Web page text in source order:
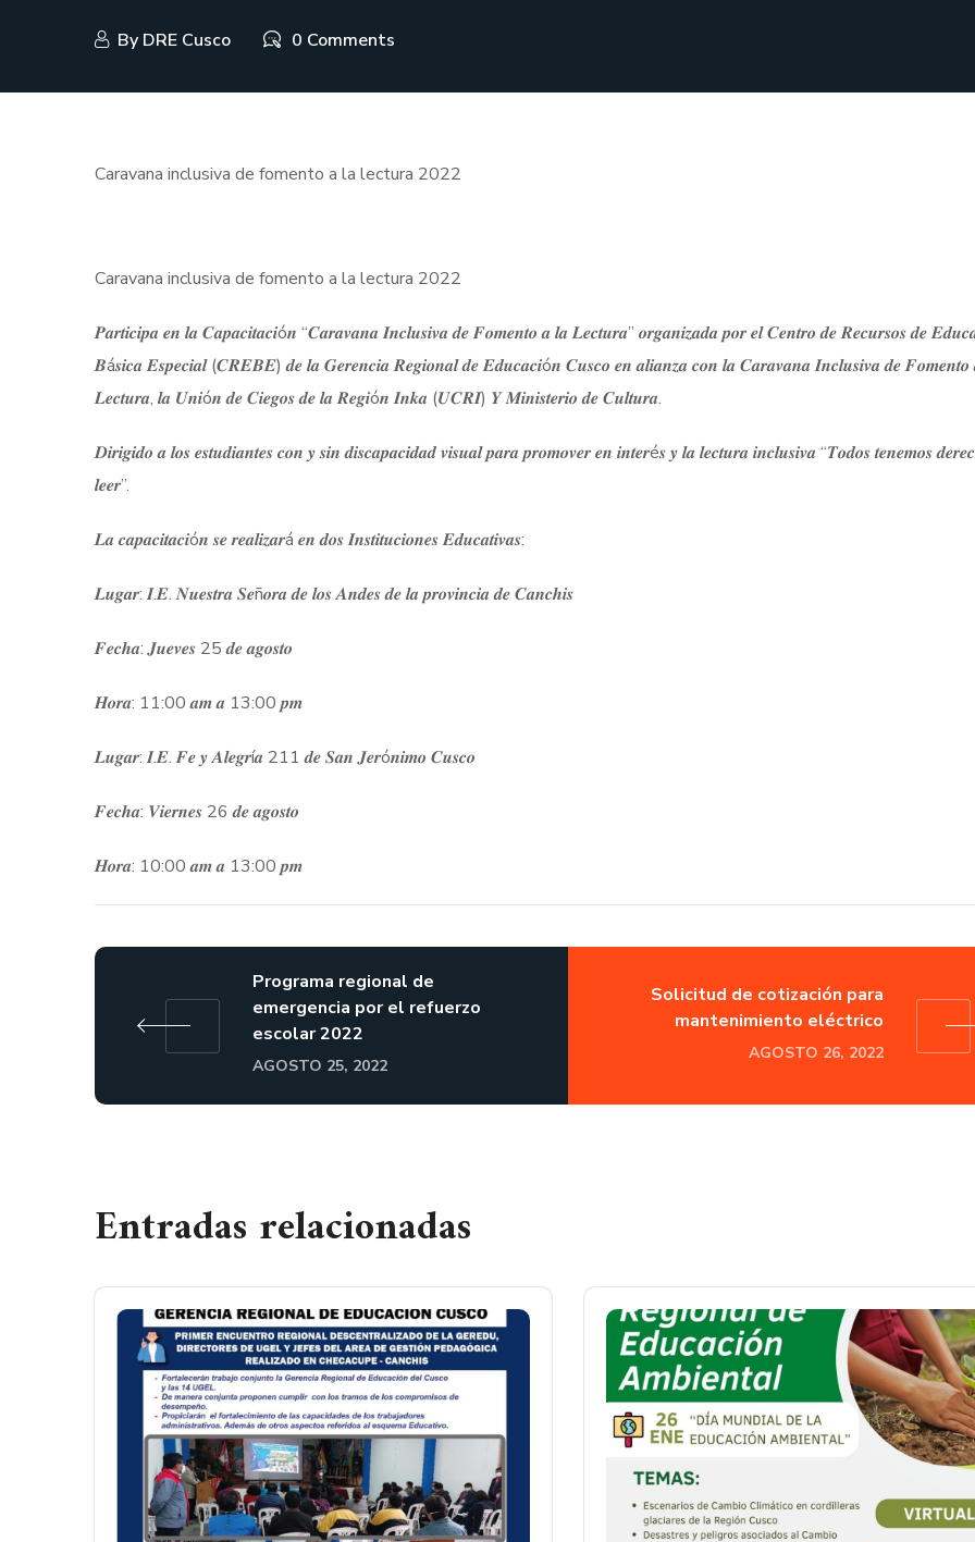
By DRE Cusco 0 Comments
Caravana inclusiva de fomento a la lectura 2022
Caravana inclusiva de fomento a la lectura 2022
𝑷𝒂𝒓𝒕𝒊𝒄𝒊𝒑𝒂 𝒆𝒏 𝒍𝒂 𝑪𝒂𝒑𝒂𝒄𝒊𝒕𝒂𝒄𝒊ó𝒏 “𝑪𝒂𝒓𝒂𝒗𝒂𝒏𝒂 𝑰𝒏𝒄𝒍𝒖𝒔𝒊𝒗𝒂 𝒅𝒆 𝑭𝒐𝒎𝒆𝒏𝒕𝒐 𝒂 𝒍𝒂 𝑳𝒆𝒄𝒕𝒖𝒓𝒂” 𝒐𝒓𝒈𝒂𝒏𝒊𝒛𝒂𝒅𝒂 𝒑𝒐𝒓 𝒆𝒍 𝑪𝒆𝒏𝒕𝒓𝒐 𝒅𝒆 𝑹𝒆𝒄𝒖𝒓𝒔𝒐𝒔 𝒅𝒆
𝑩á𝒔𝒊𝒄𝒂 𝑬𝒔𝒑𝒆𝒄𝒊𝒂𝒍 (𝑪𝑹𝑬𝑩𝑬) 𝒅𝒆 𝒍𝒂 𝑮𝒆𝒓𝒆𝒏𝒄𝒊𝒂 𝑹𝒆𝒈𝒊𝒐𝒏𝒂𝒍 𝒅𝒆 𝑬𝒅𝒖𝒄𝒂𝒄𝒊ó𝒏 𝑪𝒖𝒔𝒄𝒐 𝒆𝒏 𝒂𝒍𝒊𝒂𝒏𝒛𝒂 𝒄𝒐𝒏 𝒍𝒂 𝑪𝒂𝒓𝒂𝒗𝒂𝒏𝒂 𝑰𝒏𝒄𝒍𝒖𝒔𝒊𝒗𝒂 𝒅𝒆 𝑭𝒐𝒎𝒆𝒏𝒕𝒐
𝑳𝒆𝒄𝒕𝒖𝒓𝒂, 𝒍𝒂 𝑼𝒏𝒊ó𝒏 𝒅𝒆 𝑪𝒊𝒆𝒈𝒐𝒔 𝒅𝒆 𝒍𝒂 𝑹𝒆𝒈𝒊ó𝒏 𝑰𝒏𝒌𝒂 (𝑼𝑪𝑹𝑰) 𝒀 𝑴𝒊𝒏𝒊𝒔𝒕𝒆𝒓𝒊𝒐 𝒅𝒆 𝑪𝒖𝒍𝒕𝒖𝒓𝒂.
𝑫𝒊𝒓𝒊𝒈𝒊𝒅𝒐 𝒂 𝒍𝒐𝒔 𝒆𝒔𝒕𝒖𝒅𝒊𝒂𝒏𝒕𝒆𝒔 𝒄𝒐𝒏 𝒚 𝒔𝒊𝒏 𝒅𝒊𝒔𝒄𝒂𝒑𝒂𝒄𝒊𝒅𝒂𝒅 𝒗𝒊𝒔𝒖𝒂𝒍 𝒑𝒂𝒓𝒂 𝒑𝒓𝒐𝒎𝒐𝒗𝒆𝒓 𝒆𝒏 𝒊𝒏𝒕𝒆𝒓é𝒔 𝒚 𝒍𝒂 𝒍𝒆𝒄𝒕𝒖𝒓𝒂 𝒊𝒏𝒄𝒍𝒖𝒔𝒊𝒗𝒂 “𝑻𝒐𝒅𝒐𝒔 𝒕𝒆𝒏𝒆𝒎𝒐𝒔
𝒍𝒆𝒆𝒓”.
𝑳𝒂 𝒄𝒂𝒑𝒂𝒄𝒊𝒕𝒂𝒄𝒊ó𝒏 𝒔𝒆 𝒓𝒆𝒂𝒍𝒊𝒛𝒂𝒓á 𝒆𝒏 𝒅𝒐𝒔 𝑰𝒏𝒔𝒕𝒊𝒕𝒖𝒄𝒊𝒐𝒏𝒆𝒔 𝑬𝒅𝒖𝒄𝒂𝒕𝒊𝒗𝒂𝒔:
𝑳𝒖𝒈𝒂𝒓: 𝑰.𝑬. 𝑵𝒖𝒆𝒔𝒕𝒓𝒂 𝑺𝒆ñ𝒐𝒓𝒂 𝒅𝒆 𝒍𝒐𝒔 𝑨𝒏𝒅𝒆𝒔 𝒅𝒆 𝒍𝒂 𝒑𝒓𝒐𝒗𝒊𝒏𝒄𝒊𝒂 𝒅𝒆 𝑪𝒂𝒏𝒄𝒉𝒊𝒔
𝑭𝒆𝒄𝒉𝒂: 𝑱𝒖𝒆𝒗𝒆𝒔 25 𝒅𝒆 𝒂𝒈𝒐𝒔𝒕𝒐
𝑯𝒐𝒓𝒂: 11:00 𝒂𝒎 𝒂 13:00 𝒑𝒎
𝑳𝒖𝒈𝒂𝒓: 𝑰.𝑬. 𝑭𝒆 𝒚 𝑨𝒍𝒆𝒈𝒓í𝒂 211 𝒅𝒆 𝑺𝒂𝒏 𝑱𝒆𝒓ó𝒏𝒊𝒎𝒐 𝑪𝒖𝒔𝒄𝒐
𝑭𝒆𝒄𝒉𝒂: 𝑽𝒊𝒆𝒓𝒏𝒆𝒔 26 𝒅𝒆 𝒂𝒈𝒐𝒔𝒕𝒐
𝑯𝒐𝒓𝒂: 10:00 𝒂𝒎 𝒂 13:00 𝒑𝒎
Programa regional de
emergencia por el refuerzo
escolar 2022
AGOSTO 25, 2022
Solicitud de cotización para
mantenimiento eléctrico
AGOSTO 26, 2022
Entradas relacionadas